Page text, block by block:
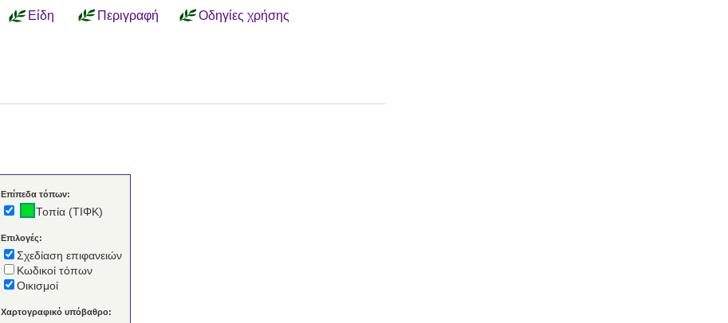
Είδη Περιγραφή Οδηγίες χρήσης
Επίπεδα τόπων:
Τοπία (ΤΙΦΚ)
Επιλογές:
Σχεδίαση επιφανειών
Κωδικοί τόπων
Οικισμοί
Χαρτογραφικό υπόβαθρο: